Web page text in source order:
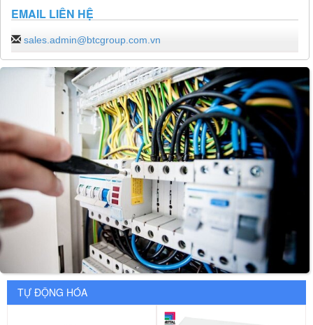
EMAIL LIÊN HỆ
sales.admin@btcgroup.com.vn
TỰ ĐỘNG HÓA